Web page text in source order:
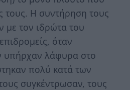
τους. Η συντήρηση τους
με τον ιδρώτα του
όταν
υπήρχαν λάφυρα στο
πολύ κατά των
συγκέντρωσαν, τους